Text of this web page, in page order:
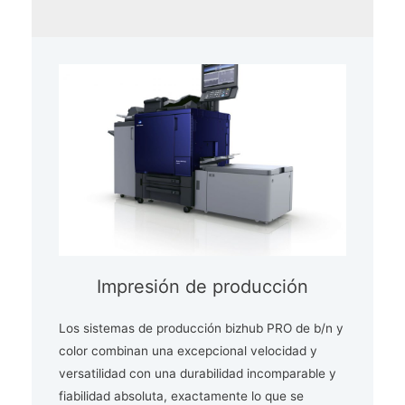
Impresión de producción
Los sistemas de producción bizhub PRO de b/n y
color combinan una excepcional velocidad y
versatilidad con una durabilidad incomparable y
fiabilidad absoluta, exactamente lo que se